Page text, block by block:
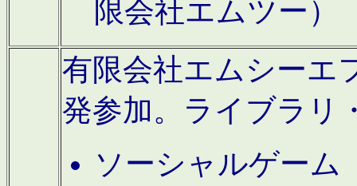
限会社エムツー）
有限会社エムシーエ
発参加。ライブラリ
ソーシャルゲーム